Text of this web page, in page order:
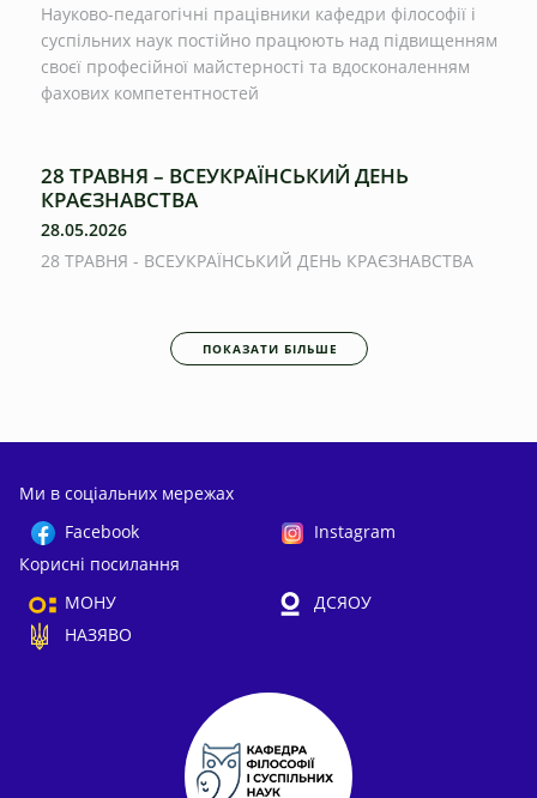
Науково-педагогічні працівники кафедри філософії і
суспільних наук постійно працюють над підвищенням
своєї професійної майстерності та вдосконаленням
фахових компетентностей
28 ТРАВНЯ – ВСЕУКРАЇНСЬКИЙ ДЕНЬ
КРАЄЗНАВСТВА
28.05.2026
28 ТРАВНЯ - ВСЕУКРАЇНСЬКИЙ ДЕНЬ КРАЄЗНАВСТВА
ПОКАЗАТИ БІЛЬШЕ
Ми в соціальних мережах
Facebook
Instagram
Корисні посилання
МОНУ
ДСЯОУ
НАЗЯВО